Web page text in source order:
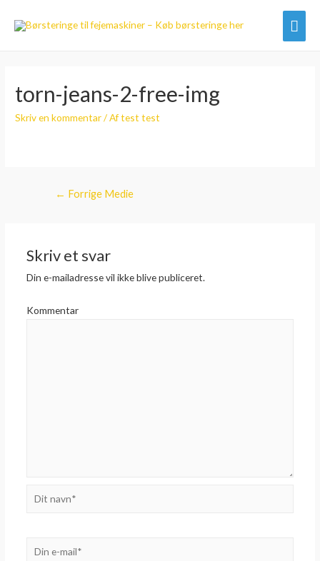
torn-jeans-2-free-img
Skriv en kommentar/ Aftest test
Indlægsnavigation
← Forrige Medie
Skriv et svar
Din e-mailadresse vil ikke blive publiceret.
Kommentar
Dit
Din